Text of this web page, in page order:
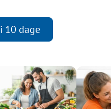
10 dage